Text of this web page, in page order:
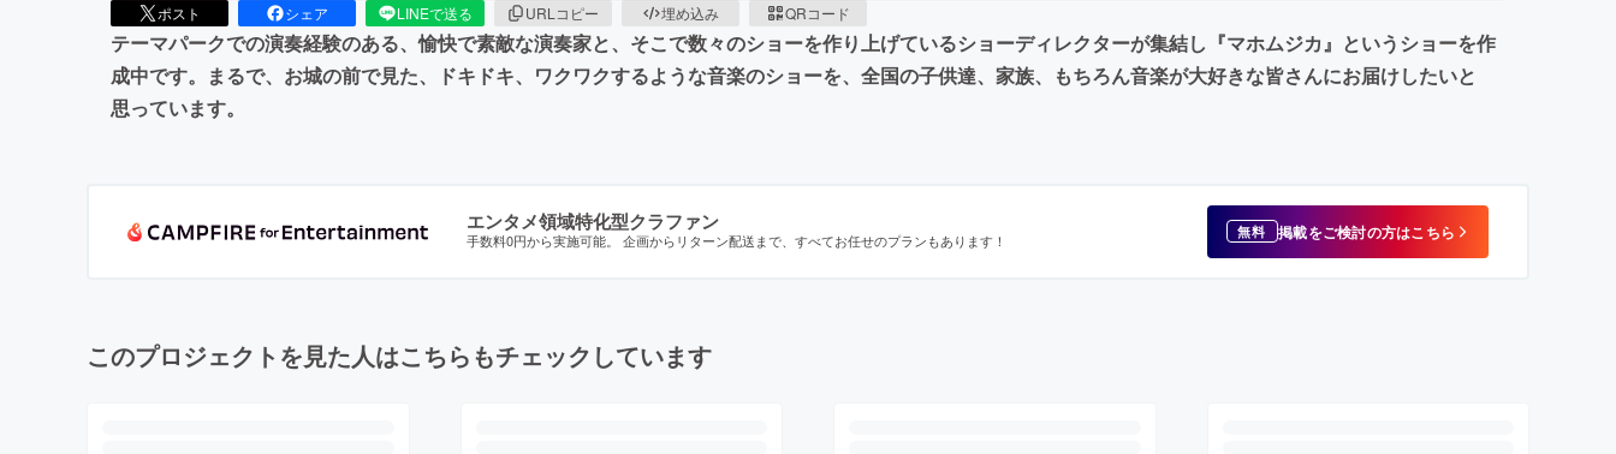
ポスト シェア LINEで送る URLコピー 埋め込み QRコード
テーマパークでの演奏経験のある、愉快で素敵な演奏家と、そこで数々のショーを作り上げているショーディレクターが集結し『マホムジカ』というショーを作
成中です。まるで、お城の前で見た、ドキドキ、ワクワクするような音楽のショーを、全国の子供達、家族、もちろん音楽が大好きな皆さんにお届けしたいと
思っています。
エンタメ領域特化型クラファン
手数料0円から実施可能。 企画からリターン配送まで、すべてお任せのプランもあります！ 無料 掲載をご検討の方はこちら
このプロジェクトを見た人はこちらもチェックしています